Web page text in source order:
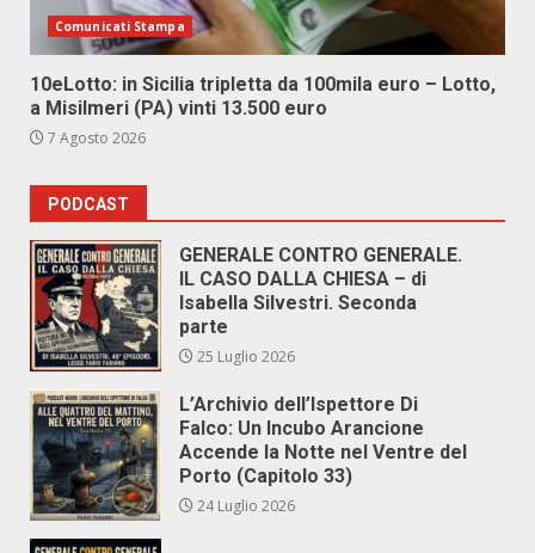
Comunicati Stampa
10eLotto: in Sicilia tripletta da 100mila euro – Lotto,
a Misilmeri (PA) vinti 13.500 euro
7 Agosto 2026
PODCAST
GENERALE CONTRO GENERALE.
IL CASO DALLA CHIESA – di
Isabella Silvestri. Seconda
parte
25 Luglio 2026
L’Archivio dell’Ispettore Di
Falco: Un Incubo Arancione
Accende la Notte nel Ventre del
Porto (Capitolo 33)
24 Luglio 2026